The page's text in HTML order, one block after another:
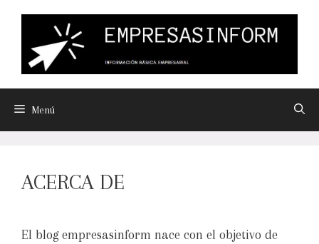
Menú
ACERCA DE
El blog empresasinform nace con el objetivo de